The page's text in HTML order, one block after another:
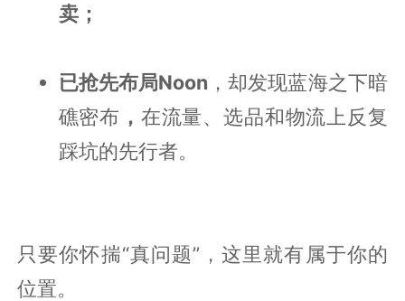
卖；
已抢先布局Noon ，却发现蓝海之下暗
礁密布 ， 在流量、选品和物流上反复
踩坑的先行者。
只要你怀揣“真问题”，这里就有属于你的
位置。